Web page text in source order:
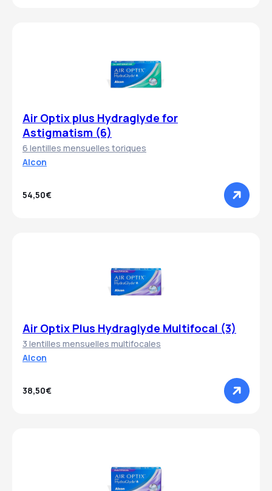
Air Optix plus Hydraglyde for
Astigmatism (6)
6 lentilles mensuelles toriques
Alcon
54,50€
Air Optix Plus Hydraglyde Multifocal (3)
3 lentilles mensuelles multifocales
Alcon
38,50€